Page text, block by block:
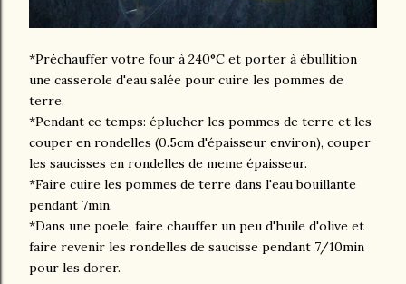
*Préchauffer votre four à 240°C et porter à ébullition
une casserole d'eau salée pour cuire les pommes de
terre.
*Pendant ce temps: éplucher les pommes de terre et les
couper en rondelles (0.5cm d'épaisseur environ), couper
les saucisses en rondelles de meme épaisseur.
*Faire cuire les pommes de terre dans l'eau bouillante
pendant 7min.
*Dans une poele, faire chauffer un peu d'huile d'olive et
faire revenir les rondelles de saucisse pendant 7/10min
pour les dorer.